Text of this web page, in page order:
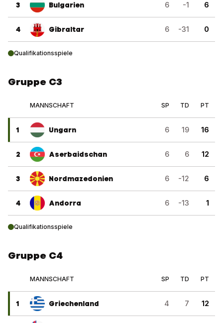
3 Bulgarien 6 -1 6
4 Gibraltar 6 -31 0
Qualifikationsspiele
Gruppe C3
MANNSCHAFT SP TD PT
1 Ungarn 6 19 16
2 Aserbaidschan 6 6 12
3 Nordmazedonien 6 -12 6
4 Andorra 6 -13 1
Qualifikationsspiele
Gruppe C4
MANNSCHAFT SP TD PT
1 Griechenland 4 7 12